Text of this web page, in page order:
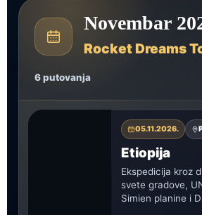
Novembar
Rocket Dreams
6 putovanja
05.11.2026.
Etiopija
Ekspedicija kroz
svete gradove,
Simien planine i